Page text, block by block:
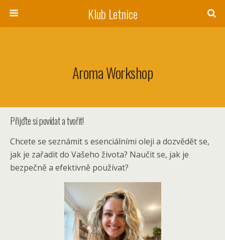
Klub Letnice
Aroma Workshop
Přijďte si povídat a tvořit!
Chcete se seznámit s esenciálními oleji a dozvědět se,
jak je zařadit do Vašeho života? Naučit se, jak je
bezpečně a efektivně používat?